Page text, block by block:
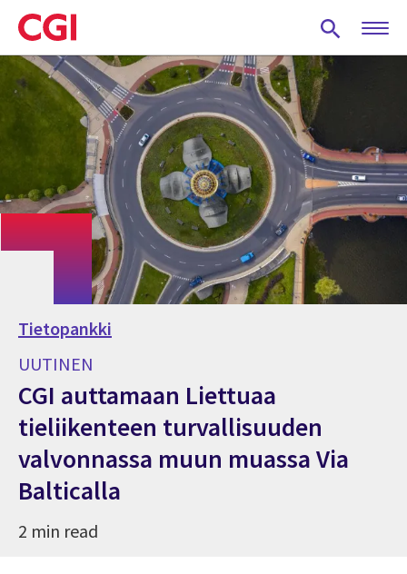
Skip
to
main
content
Tietopankki
UUTINEN
CGI auttamaan Liettuaa
tieliikenteen turvallisuuden
valvonnassa muun muassa Via
Balticalla
2 min read